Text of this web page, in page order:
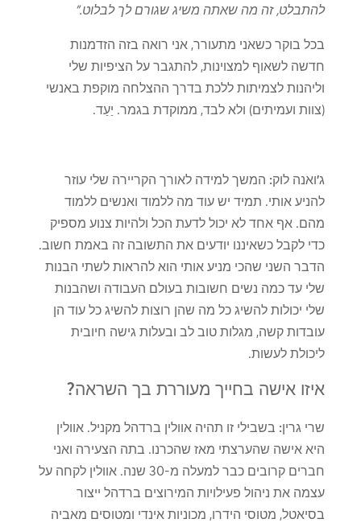
להתבלט, זה מה שאתה משיג שגורם לך לבלוט."
בכל בוקר כשאני מתעורר, אני רואה בזה הזדמנות
חדשה לשאוף למצוינות, להתגבר על הציפיות שלי
וליהנות לצמיתות ללכת בדרך ההצלחה מוקפת באנשי
(צוות ועמיתים) ולא לבד, ממוקדת בגמר. יַעַד.
ג'ואנה לוק: המשך למידה לאורך הקריירה שלי עוזר
להניע אותי. תמיד יש עוד מה ללמוד ואנשים ללמוד
מהם. אף אחד לא יכול לדעת הכל ולהיות צנוע מספיק
כדי לקבל כשאיננו יודעים את התשובה זה באמת חשוב.
הדבר השני שהכי מניע אותי הוא להראות לשתי הבנות
שלי עד כמה נשים חשובות בעולם העבודה ושהבנות
שלי יכולות להשיג כל מה שהן רוצות להשיג כל עוד הן
עובדות קשה, מגלות טוב לב ובעלות גישה חיובית
ליכולת לעשות.
איזו אישה בחייך מעוררת בך השראה?
שרי גרין: בשבילי זו תהיה אוולין ברדהל מקניל. אוולין
היא אישה שהערצתי מאז שהכרנו. בתה הצעירה ואני
חברים קרובים כבר למעלה מ-30 שנה. אוולין לקחה על
עצמה את ניהול פעילויות המירוצים ברדהל ייצור
בסיאטל, מטוסי הידרו, מכוניות אינדי ומטוסים מאביה